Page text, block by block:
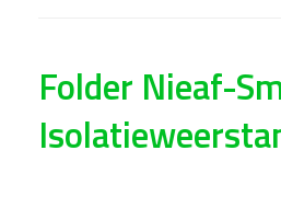
Folder Nieaf-